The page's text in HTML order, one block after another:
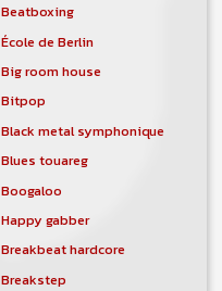
Beatboxing
École de Berlin
Big room house
Bitpop
Black metal symphonique
Blues touareg
Boogaloo
Happy gabber
Breakbeat hardcore
Breakstep